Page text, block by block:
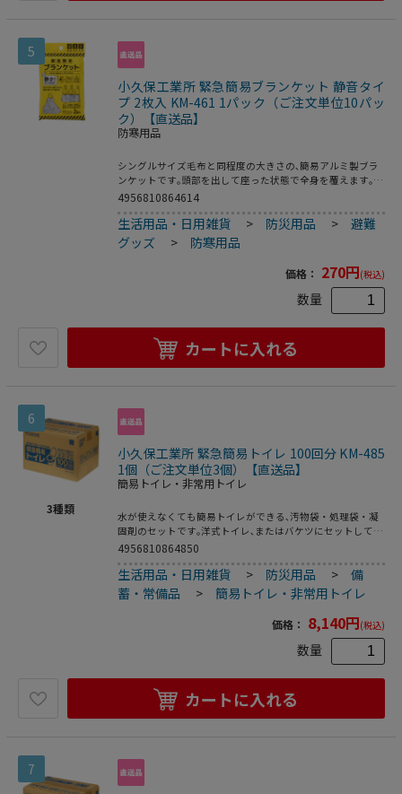
5
小久保工業所 緊急簡易ブランケット 静音タイ
プ 2枚入 KM-461 1パック（ご注文単位10パッ
ク）【直送品】
防寒用品
シングルサイズ毛布と同程度の大きさの､簡易アルミ製ブラ
ンケットです｡頭部を出して座った状態で全身を覆えます｡地
震､水害などの災害による緊急避難時や､アウトドア､レジャ
ーに｡外でトイレや着替えをするときに､視線を遮る目隠しと
しても使えます｡カシャカシャ音が少ない安心の静音設計｡避
難先でも周囲に気兼ねなく眠れます｡アルミの保温効果で温
かく､急な冷え込みにも安心です｡保管・携帯に便利なコンパ
4956810864614
生活用品・日用雑貨 > 防災用品 >避難
グッズ
> 防寒用品
価格： 270円(税込)
数量
カートに入れる
6
3種類
小久保工業所 緊急簡易トイレ 100回分 KM-485
1個（ご注文単位3個）【直送品】
簡易トイレ・非常用トイレ
水が使えなくても簡易トイレができる､汚物袋・処理袋・凝
固剤のセットです｡洋式トイレ､またはバケツにセットして使
います｡消臭効果のある凝固剤で､便や尿をすばやくゼリー状
に固め､ニオイを閉じ込めます｡厚めの汚物袋と処理袋で二重
にしっかり包めます｡ニオイ漏れを気にせず､安心してお使い
いただけます｡●入数:100セット(100回分)
4956810864850
生活用品・日用雑貨 > 防災用品 >備
蓄・常備品
> 簡易トイレ・非常用トイレ
価格： 8,140円(税込)
数量
カートに入れる
7